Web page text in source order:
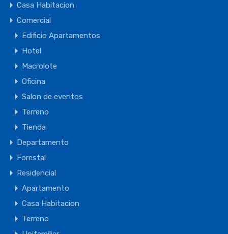
Casa Habitacion
Comercial
Edificio Apartamentos
Hotel
Macrolote
Oficina
Salon de eventos
Terreno
Tienda
Departamento
Forestal
Residencial
Apartamento
Casa Habitacion
Terreno